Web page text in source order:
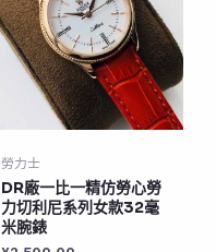
勞力士
DR廠一比一精仿勞心勞
力切利尼系列女款32毫
米腕錶